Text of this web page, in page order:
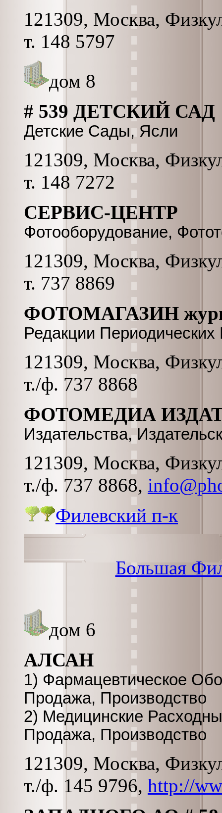
121309, Москва,
т. 148 5797
дом 8
# 539 ДЕТСКИЙ САД
Детские Сады, Ясли
121309, Москва,
т. 148 7272
СЕРВИС-ЦЕНТР
Фотооборудование,
121309, Москва,
т. 737 8869
ФОТОМАГАЗИН
Редакции Периодических
121309, Москва,
т./ф. 737 8868
ФОТОМЕДИА
Издательства,
121309, Москва,
т./ф. 737 8868,
Филевский п-к
Большая
дом 6
АЛСАН
1) Фармацевтическое
Продажа, Производство
2) Медицинские
Продажа, Производство
121309, Москва,
т./ф. 145 9796, http://